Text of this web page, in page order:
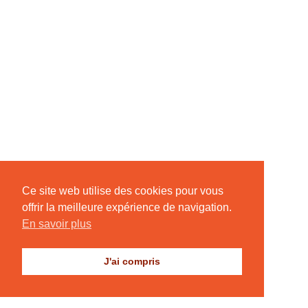
Ce site web utilise des cookies pour vous
offrir la meilleure expérience de navigation.
En savoir plus
J'ai compris